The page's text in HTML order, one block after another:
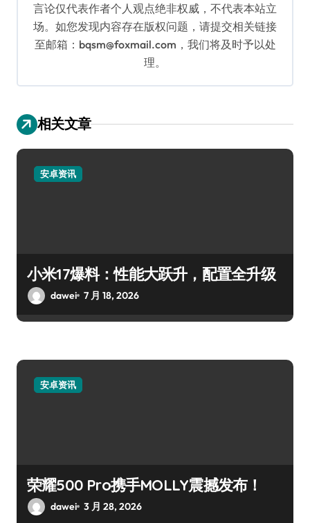
言论仅代表作者个人观点绝非权威，不代表本站立
场。如您发现内容存在版权问题，请提交相关链接
至邮箱：bqsm@foxmail.com，我们将及时予以处
理。
相关文章
安卓资讯
小米17爆料：性能大跃升，配置全升级
dawei 7 月 18, 2026
安卓资讯
荣耀500 Pro携手MOLLY震撼发布！
dawei 3 月 28, 2026